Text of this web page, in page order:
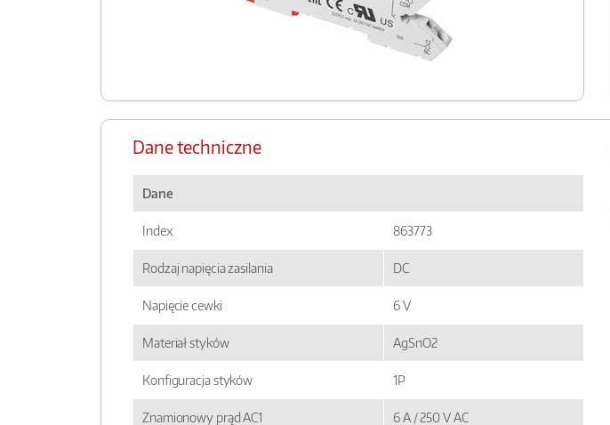
Dane techniczne
Dane
Index 863773
Rodzaj napięcia zasilania DC
Napięcie cewki 6 V
Materiał styków AgSnO2
Konfiguracja styków 1P
Znamionowy prąd AC1 6 A / 250 V AC